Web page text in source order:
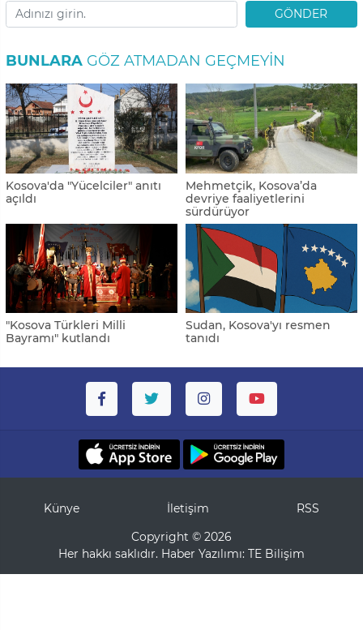
GÖNDER
BUNLARA GÖZ ATMADAN GEÇMEYIN
Kosova'da "Yücelciler" anıtı
açıldı
Mehmetçik, Kosova’da
devriye faaliyetlerini
sürdürüyor
"Kosova Türkleri Milli
Bayramı" kutlandı
Sudan, Kosova'yı resmen
tanıdı
Künye İletişim
RSS
Copyright © 2026
Her hakkı saklıdır. Haber Yazılımı: TE Bilişim